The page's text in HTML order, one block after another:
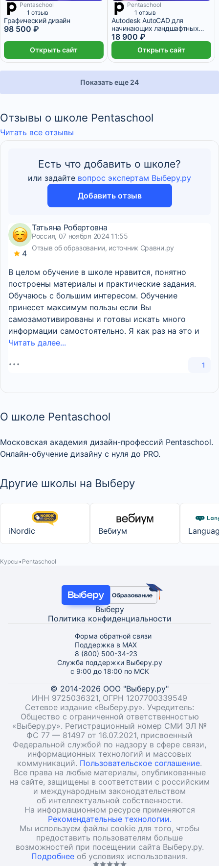
Pentaschool
1 отзыв
Графический дизайн
98 500 ₽
Открыть сайт
Pentaschool
1 отзыв
Autodesk AutoCAD для
начинающих ландшафтных
дизайнеров
18 900 ₽
Открыть сайт
Показать еще 24
Отзывы о школе Pentaschool
Читать все отзывы
Есть что добавить о школе?
или задайте вопрос экспертам Выберу.ру
Добавить отзыв
4
Татьяна Робертовна
Россия, 07 ноября 2024 11:55
Отзыв об образовании, источник Сравни.ру
В целом обучение в школе нравится, понятно
построены материалы и практические задания.
Обучаюсь с большим интересом. Обучение
принесет максимум пользы если Вы
самозамотивированы и готовы искать много
информации самостоятельно. Я как раз на это и
Читать далее...
1
О школе Pentaschool
Московская академия дизайн-профессий Pentaschool.
Онлайн-обучение дизайну с нуля до PRO.
Другие школы на Выберу
iNordic Вебиум
Курсы Pentaschool
Выберу
Политика конфиденциальности
Форма обратной связи
Поддержка в MAX
8 (800) 500-34-23
Служба поддержки Выберу.ру
с 9:00 до 18:00 по МСК
© 2014-2026 ООО "Выберу.ру"
ИНН 9725036321, ОГРН 1207700339549
Сетевое издание «Выберу.ру». Учредитель:
Общество с ограниченной ответственностью
«Выберу.ру». Регистрационный номер СМИ ЭЛ №
ФС 77 — 81497 от 16.07.2021, присвоенный
Федеральной службой по надзору в сфере связи,
информационных технологий и массовых
коммуникаций. Пользовательское соглашение.
Все права на любые материалы, опубликованные
на сайте, защищены в соответствии с российским
и международным законодательством
об интеллектуальной собственности.
На информационном ресурсе применяются
Рекомендательные технологии.
Мы используем файлы cookie для того, чтобы
предоставить пользователям больше
возможностей при посещении сайта Выберу.ру.
Подробнее об условиях использования.